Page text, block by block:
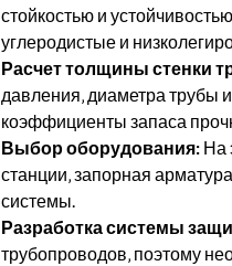
стойкостью и
углеродистые и
Расчет толщины стенки
давления‚ диаметра трубы
коэффициенты запаса
Выбор оборудования: На
станции‚ запорная
системы.
Разработка системы
трубопроводов‚ поэтому